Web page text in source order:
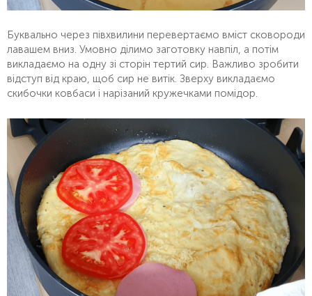
Буквально через півхвилини перевертаємо вміст сковороди
лавашем вниз. Умовно ділимо заготовку навпіл, а потім
викладаємо на одну зі сторін тертий сир. Важливо зробити
відступ від краю, щоб сир не витік. Зверху викладаємо
скибочки ковбаси і нарізаний кружечками помідор.